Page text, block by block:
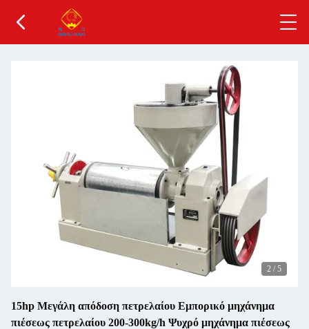
2 / 5
15hp Μεγάλη απόδοση πετρελαίου Εμπορικό μηχάνημα
πιέσεως πετρελαίου 200-300kg/h Ψυχρό μηχάνημα πιέσεως